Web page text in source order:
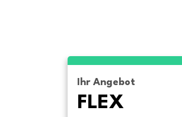
Ihr Angebot
FLEX